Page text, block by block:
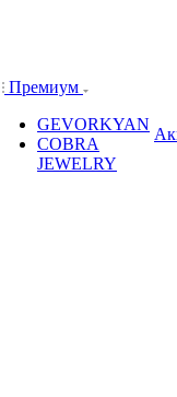
Премиум
GEVORKYAN
COBRA
JEWELRY